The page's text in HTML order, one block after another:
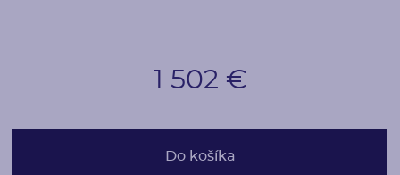
1 502 €
Do košíka